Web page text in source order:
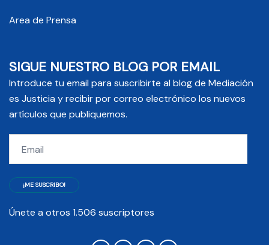
Area de Prensa
SIGUE NUESTRO BLOG POR EMAIL
Introduce tu email para suscribirte al blog de Mediación
es Justicia y recibir por correo electrónico los nuevos
artículos que publiquemos.
¡ME SUSCRIBO!
Únete a otros 1.506 suscriptores